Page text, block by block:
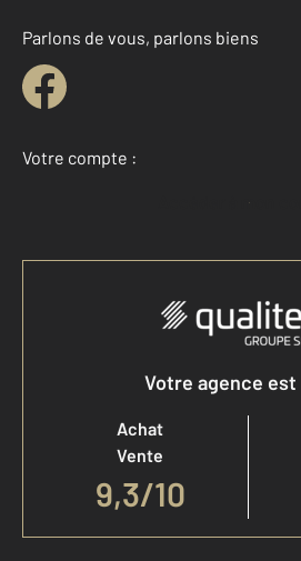
Parlons de vous, parlons biens
Votre compte :
Accéder à mon
Votre agence
Achat
Vente
9,3/10